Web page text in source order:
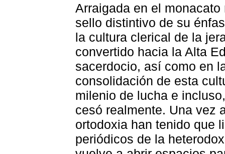
Arraigada en el
sello distintivo de su
la cultura clerical de la
convertido hacia la Alta
sacerdocio, así como en
consolidación de esta
milenio de lucha e
cesó realmente. Una vez
ortodoxia han tenido que
periódicos de la